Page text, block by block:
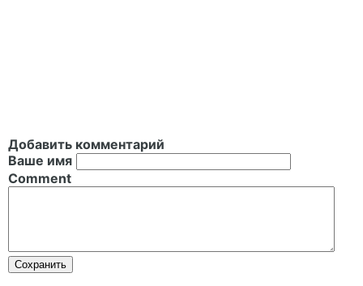
Добавить комментарий
Ваше имя
Comment